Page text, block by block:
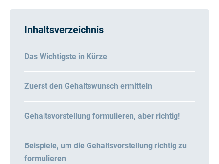
Inhaltsverzeichnis
Das Wichtigste in Kürze
Zuerst den Gehaltswunsch ermitteln
Gehaltsvorstellung formulieren, aber richtig!
Beispiele, um die Gehaltsvorstellung richtig zu
formulieren